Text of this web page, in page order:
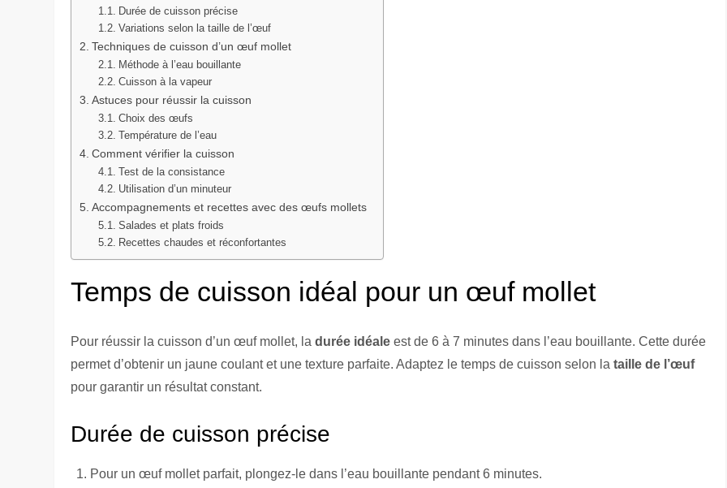
Durée de cuisson précise
Variations selon la taille de l’œuf
Techniques de cuisson d’un œuf mollet
Méthode à l’eau bouillante
Cuisson à la vapeur
Astuces pour réussir la cuisson
Choix des œufs
Température de l’eau
Comment vérifier la cuisson
Test de la consistance
Utilisation d’un minuteur
Accompagnements et recettes avec des œufs mollets
Salades et plats froids
Recettes chaudes et réconfortantes
Temps de cuisson idéal pour un œuf mollet
Pour réussir la cuisson d’un œuf mollet, ladurée idéale est de 6 à 7 minutes dans l’eau bouillante. Cette durée
permet d’obtenir un jaune coulant et une texture parfaite. Adaptez le temps de cuisson selon lataille de l’œuf
pour garantir un résultat constant.
Durée de cuisson précise
Pour un œuf mollet parfait, plongez-le dans l’eau bouillante pendant 6 minutes.